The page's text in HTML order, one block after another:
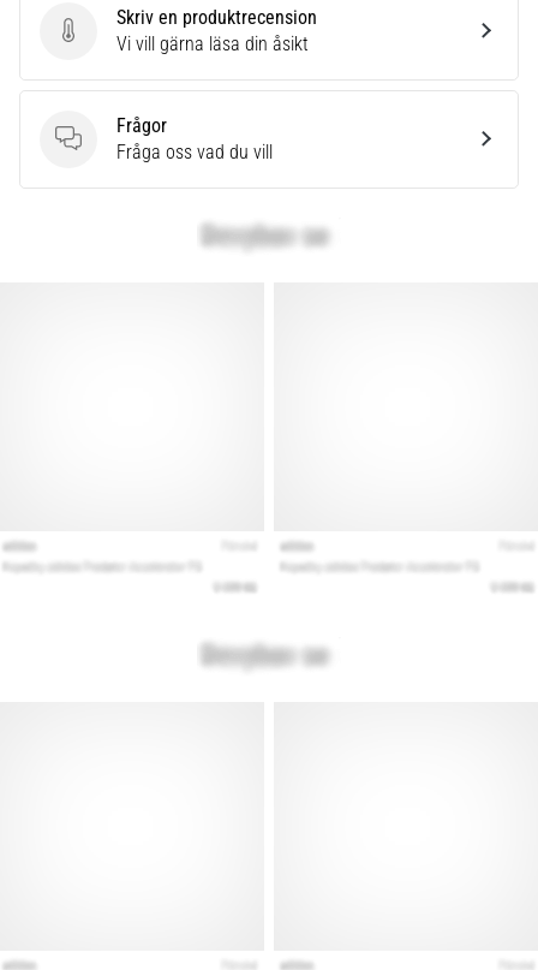
Skriv en produktrecension
Skriv en produktrecension
Vi vill gärna läsa din åsikt
Frågor
Frågor
Fråga oss vad du vill